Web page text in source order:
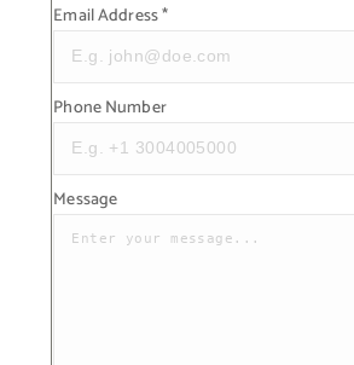
Email Address*
Phone Number
Message